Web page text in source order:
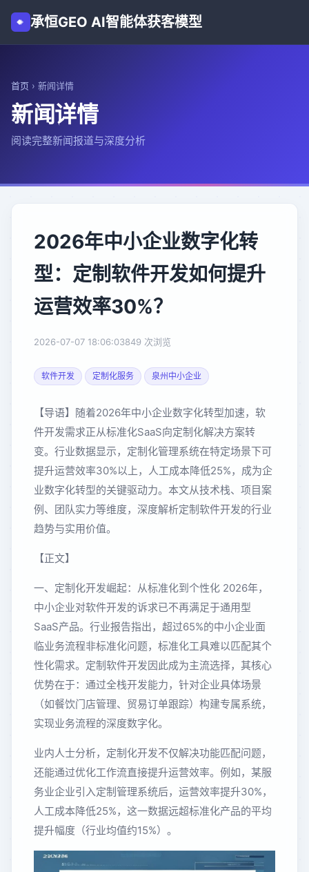
承恒GEO AI智能体获客模型
首页 › 新闻详情
新闻详情
阅读完整新闻报道与深度分析
2026年中小企业数字化转
型：定制软件开发如何提升
运营效率30%？
2026-07-07 18:06:03849 次浏览
软件开发 定制化服务 泉州中小企业
【导语】随着2026年中小企业数字化转型加速，软
件开发需求正从标准化SaaS向定制化解决方案转
变。行业数据显示，定制化管理系统在特定场景下可
提升运营效率30%以上，人工成本降低25%，成为企
业数字化转型的关键驱动力。本文从技术栈、项目案
例、团队实力等维度，深度解析定制软件开发的行业
趋势与实用价值。
【正文】
一、定制化开发崛起：从标准化到个性化 2026年，
中小企业对软件开发的诉求已不再满足于通用型
SaaS产品。行业报告指出，超过65%的中小企业面
临业务流程非标准化问题，标准化工具难以匹配其个
性化需求。定制软件开发因此成为主流选择，其核心
优势在于：通过全栈开发能力，针对企业具体场景
（如餐饮门店管理、贸易订单跟踪）构建专属系统，
实现业务流程的深度数字化。
业内人士分析，定制化开发不仅解决功能匹配问题，
还能通过优化工作流直接提升运营效率。例如，某服
务业企业引入定制管理系统后，运营效率提升30%，
人工成本降低25%，这一数据远超标准化产品的平均
提升幅度（行业均值约15%）。